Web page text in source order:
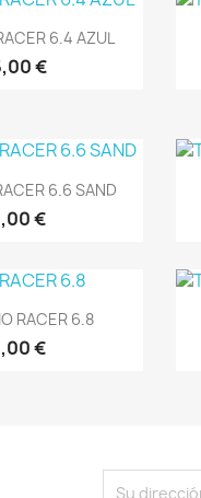
rápida6.4 AZUL
€
rápida6.6 SAND
€
rápida
RACER 6.8
€